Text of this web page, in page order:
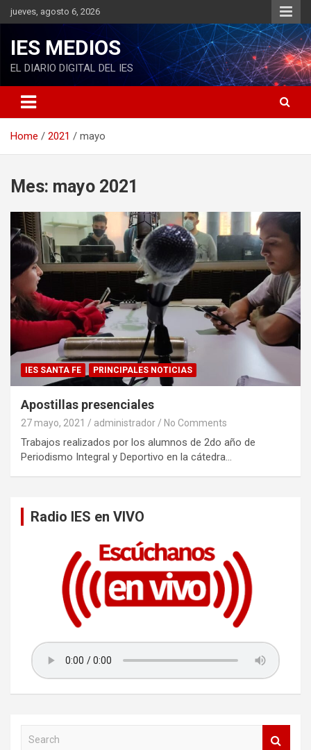
k
e
jueves, agosto 6, 2026
IES MEDIOS
EL DIARIO DIGITAL DEL IES
Home 2021 mayo
Mes: mayo 2021
IES SANTA FE PRINCIPALES NOTICIAS
Apostillas presenciales
27 mayo, 2021 administrador No Comments
Trabajos realizados por los alumnos de 2do año de
Periodismo Integral y Deportivo en la cátedra…
Radio IES en VIVO